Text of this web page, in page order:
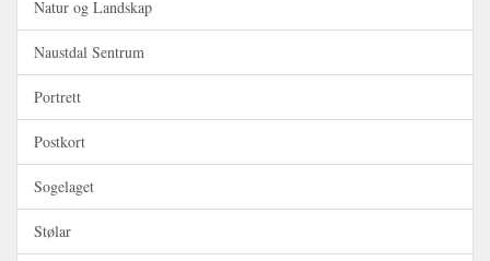
Natur og Landskap
Naustdal Sentrum
Portrett
Postkort
Sogelaget
Stølar